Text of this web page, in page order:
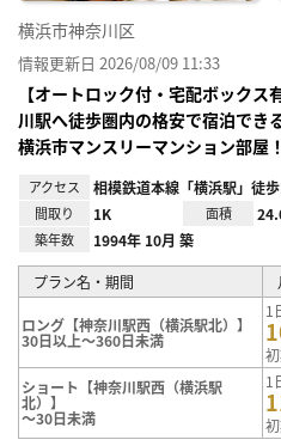
横浜市神奈川区
情報更新日 2026/08/09 11:33
【オートロック付・宅配ボック
川駅へ徒歩圏内の格安で宿泊でき
横浜市マンスリーマンション部屋！
アクセス 相模鉄道本線「横浜駅」徒
間取り 1K 面積
築年数 1994年 10月 築
プラン名・期間
ロング【神奈川駅西（横浜駅北）】
30日以上～360日未満
1
ショート【神奈川駅西（横浜駅
北）】
～30日未満
1